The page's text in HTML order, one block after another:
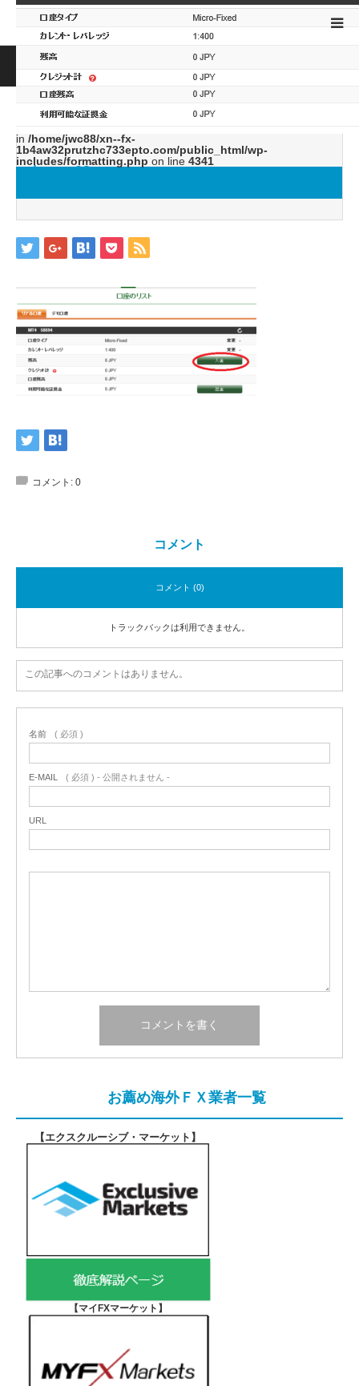
ホーム
in /home/jwc88/xn--fx-
1b4aw32prutzhc733epto.com/public_html/wp-
includes/formatting.php on line 4341
image23
コメント: 0
コメント
コメント (0)
トラックバックは利用できません。
この記事へのコメントはありません。
名前 ( 必須 )
E-MAIL ( 必須 ) - 公開されません -
URL
お薦め海外ＦＸ業者一覧
【エクスクルーシブ・マーケット 】
【マイFXマーケット 】